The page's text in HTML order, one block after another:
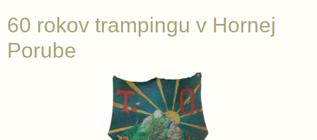
60 rokov trampingu v Hornej
Porube